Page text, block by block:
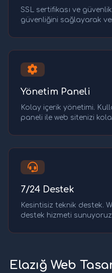
SSL sertifikası ve
güvenliğini sağlayarak
Yönetim Paneli
Kolay içerik yönetimi.
paneli ile web sitenizi
7/24 Destek
Kesintisiz teknik destek.
destek hizmeti
Elazığ Web